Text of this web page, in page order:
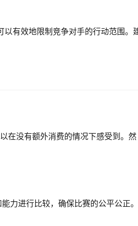
有效地限制竞争对手的行动范围。
在没有额外消费的情况下感受到。然
力进行比较，确保比赛的公平公正。